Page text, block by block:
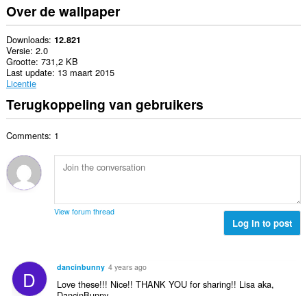
Over de wallpaper
Downloads 12.821
Versie 2.0
Grootte 731,2 KB
Last update 13 maart 2015
Licentie
Terugkoppeling van gebruikers
Comments: 1
View forum thread
Log in to post
D dancinbunny 4 years ago
Love these!!! Nice!! THANK YOU for sharing!! Lisa aka,